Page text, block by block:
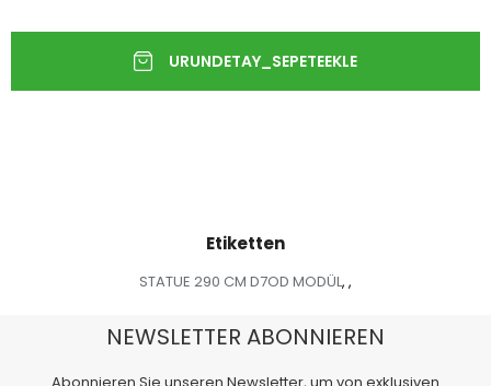
Etiketten
STATUE 290 CM D7OD MODÜL, ,
NEWSLETTER ABONNIEREN